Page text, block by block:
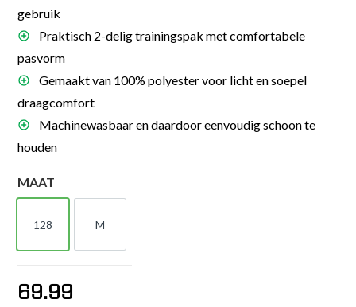
gebruik
Praktisch 2-delig trainingspak met comfortabele
pasvorm
Gemaakt van 100% polyester voor licht en soepel
draagcomfort
Machinewasbaar en daardoor eenvoudig schoon te
houden
MAAT
128
128
M
M
69.99